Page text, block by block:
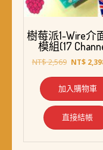
樹莓派1-Wire介
模組(17
NT$2,569 原
價
格：
NT$ 2,569
NT$
加入購物車
直接結帳